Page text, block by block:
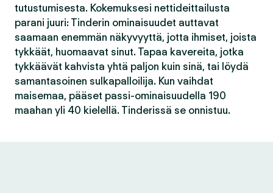
tutustumisesta. Kokemuksesi nettideittailusta
parani juuri: Tinderin ominaisuudet auttavat
saamaan enemmän näkyvyyttä, jotta ihmiset, joista
tykkäät, huomaavat sinut. Tapaa kavereita, jotka
tykkäävät kahvista yhtä paljon kuin sinä, tai löydä
samantasoinen sulkapalloilija. Kun vaihdat
maisemaa, pääset passi-ominaisuudella 190
maahan yli 40 kielellä. Tinderissä se onnistuu.